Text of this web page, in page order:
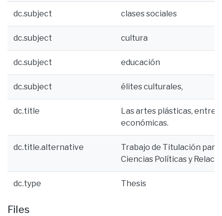
dc.subject clases sociales
dc.subject cultura
dc.subject educación
dc.subject élites culturales,
dc.title
Las artes plásticas, entre
económicas.
dc.title.alternative
Trabajo de Titulación
Ciencias Políticas y
dc.type Thesis
Files